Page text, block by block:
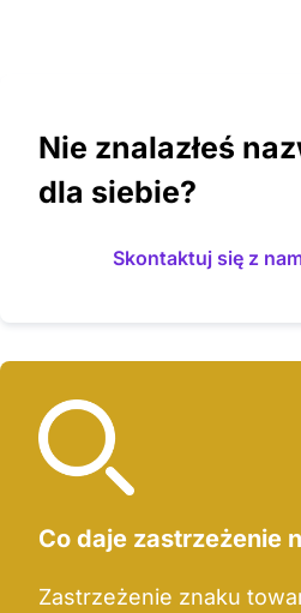
Nie znalazłeś
dla siebie?
Skontaktuj się z
Chroń markę w